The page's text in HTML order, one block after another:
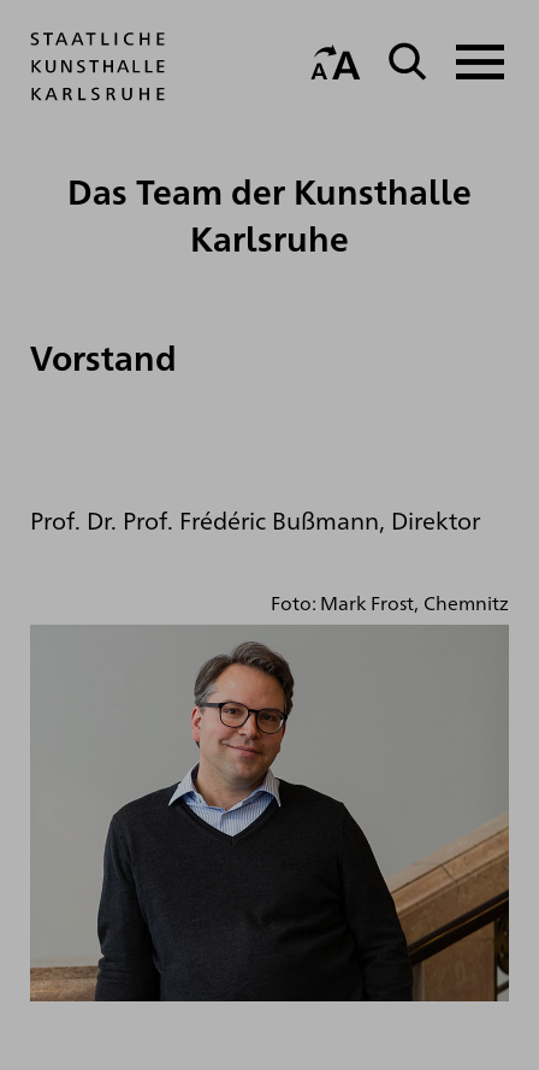
Das Team der Kunsthalle
Karlsruhe
Vorstand
Prof. Dr. Prof. Frédéric Bußmann, Direktor
Foto: Mark Frost, Chemnitz